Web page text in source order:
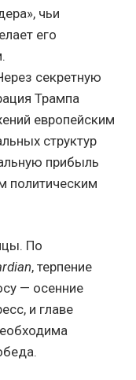
чьи
его
секретную
Трампа
европейским
структур
прибыль
политическим
По
, терпение
— осенние
и главе